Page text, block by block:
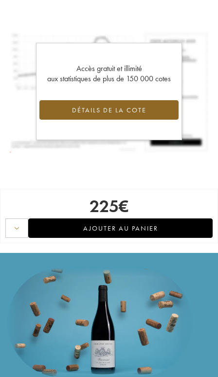
Accès gratuit et illimité
aux statistiques de plus de 150 000 cotes
DÉTAILS DE LA COTE
225€
AJOUTER AU PANIER